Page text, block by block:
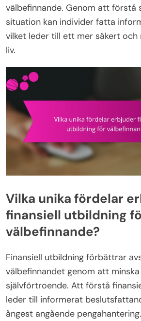
välbefinnande. Genom att förstå
situation kan individer fatta
vilket leder till ett mer säkert
liv.
Vilka unika fördelar
finansiell utbildning
välbefinnande?
Finansiell utbildning förbättrar
välbefinnandet genom att
självförtroende. Att förstå
leder till informerat
ångest angående